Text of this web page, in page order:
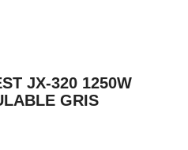
JX-320 1250W
GRIS